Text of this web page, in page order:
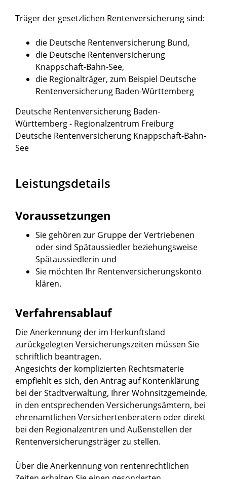
Träger der gesetzlichen Rentenversicherung sind:
die Deutsche Rentenversicherung Bund,
die Deutsche Rentenversicherung
Knappschaft-Bahn-See,
die Regionalträger, zum Beispiel Deutsche
Rentenversicherung Baden-Württemberg
Deutsche Rentenversicherung Baden-
Württemberg - Regionalzentrum Freiburg
Deutsche Rentenversicherung Knappschaft-Bahn-
See
Leistungsdetails
Voraussetzungen
Sie gehören zur Gruppe der Vertriebenen
oder sind Spätaussiedler beziehungsweise
Spätaussiedlerin und
Sie möchten Ihr Rentenversicherungskonto
klären.
Verfahrensablauf
Die Anerkennung der im Herkunftsland
zurückgelegten Versicherungszeiten müssen Sie
schriftlich beantragen.
Angesichts der komplizierten Rechtsmaterie
empfiehlt es sich, den Antrag auf Kontenklärung
bei der Stadtverwaltung, Ihrer Wohnsitzgemeinde,
in den entsprechenden Versicherungsämtern, bei
ehrenamtlichen Versichertenberatern oder direkt
bei den Regionalzentren und Außenstellen der
Rentenversicherungsträger zu stellen.
Über die Anerkennung von rentenrechtlichen